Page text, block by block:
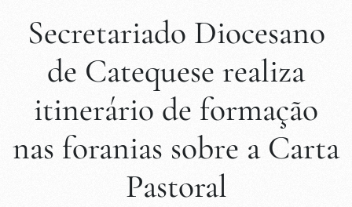
Secretariado Diocesano
de Catequese realiza
itinerário de formação
nas foranias sobre a Carta
Pastoral